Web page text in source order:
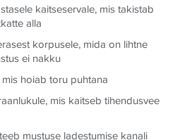
kaitseservale, mis takistab
alla
korpusele, mida on lihtne
ei nakku
hoiab toru puhtana
mis kaitseb tihendusvee
mustuse ladestumise kanali